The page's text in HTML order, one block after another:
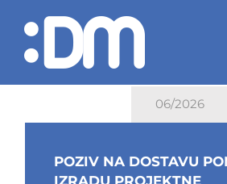
content
06/2026
POZIV NA DOSTAVU
IZRADU PROJEKTNE